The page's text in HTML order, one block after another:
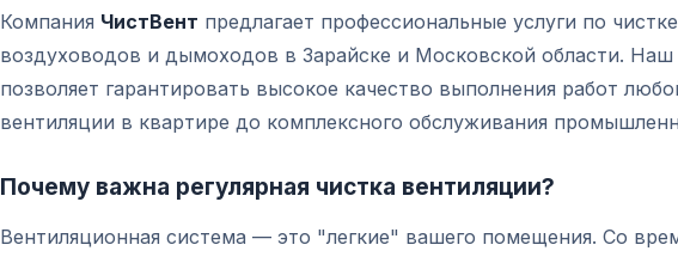
Компания ЧистВент предлагает профессиональные услуги по
воздуховодов и дымоходов в Зарайске и Московской области. Наш
позволяет гарантировать высокое качество выполнения работ
вентиляции в квартире до комплексного обслуживания
Почему важна регулярная чистка вентиляции?
Вентиляционная система — это "легкие" вашего помещения. Со